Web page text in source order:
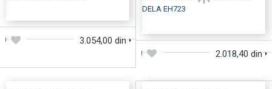
3.054,00 din
2.018,40 din